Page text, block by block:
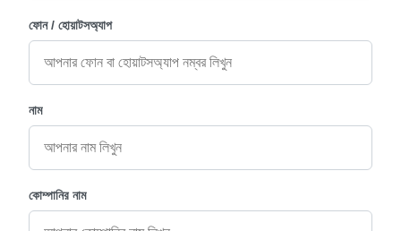
ফোন / হোয়াটসঅ্যাপ
নাম
কোম্পানির নাম